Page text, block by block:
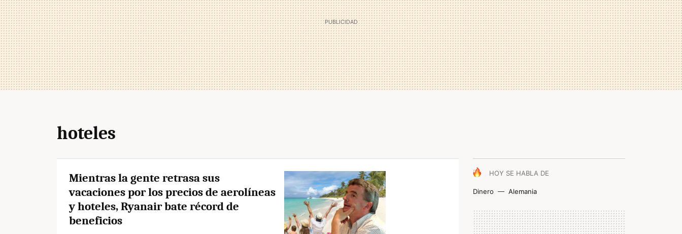
hoteles
HOY SE HABLA DE
Dinero Alemania
Mientras la gente retrasa sus
vacaciones por los precios de aerolíneas
y hoteles, Ryanair bate récord de
beneficios